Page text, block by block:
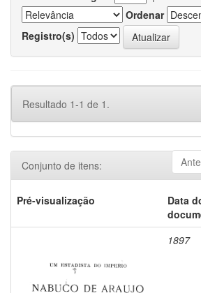
Ordenar
Registro(s)
Resultado 1-1 de 1.
Conjunto de itens:
Pré-visualização
Data
1897